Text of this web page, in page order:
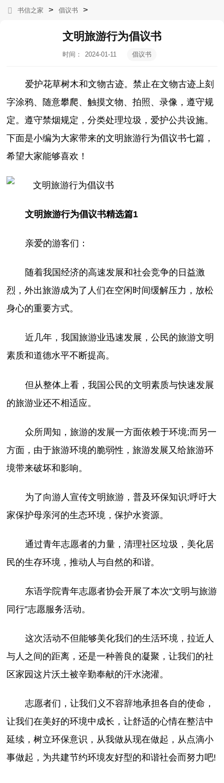
书信之家 > 倡议书 >
文明旅游行为倡议书
时间：
2024-01-11
倡议书
爱护花草树木和文物古迹。禁止在文物古迹上刻
字涂鸦、随意攀爬、触摸文物、拍照、录像，遵守规
定。遵守禁烟规定，分类处理垃圾，爱护公共设施。
下面是小编为大家带来的文明旅游行为倡议书七篇，
希望大家能够喜欢！
文明旅游行为倡议书精选篇1
亲爱的游客们：
随着我国经济的高速发展和社会竞争的日益激
烈，外出旅游成为了人们在空闲时间缓解压力，放松
身心的重要方式。
近几年，我国旅游业迅速发展，公民的旅游文明
素质和道德水平不断提高。
但从整体上看，我国公民的文明素质与快速发展
的旅游业还不相适应。
众所周知，旅游的发展一方面依赖于环境;而另一
方面，由于旅游环境的脆弱性，旅游发展又给旅游环
境带来破坏和影响。
为了向游人宣传文明旅游，普及环保知识;呼吁大
家保护母亲河的生态环境，保护水资源。
通过青年志愿者的力量，清理社区垃圾，美化居
民的生存环境，推动人与自然的和谐。
东语学院青年志愿者协会开展了本次“文明与旅游
同行”志愿服务活动。
这次活动不但能够美化我们的生活环境，拉近人
与人之间的距离，还是一种善良的凝聚，让我们的社
区家园这片沃土被辛勤奉献的汗水浇灌。
志愿者们，让我们义不容辞地承担各自的使命，
让我们在美好的环境中成长，让舒适的心情在整洁中
延续，树立环保意识，从我做从现在做起，从点滴小
事做起，为共建节约环境友好型的和谐社会而努力吧!